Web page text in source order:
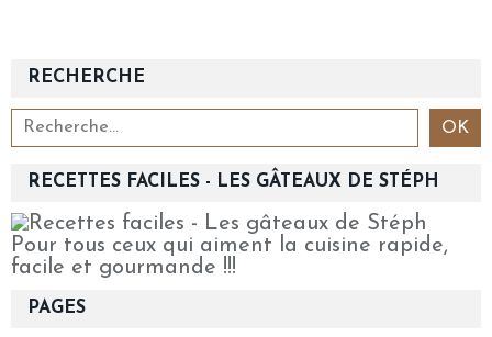
RECHERCHE
RECETTES FACILES - LES GÂTEAUX DE STÉPH
Pour tous ceux qui aiment la cuisine rapide,
facile et gourmande !!!
PAGES